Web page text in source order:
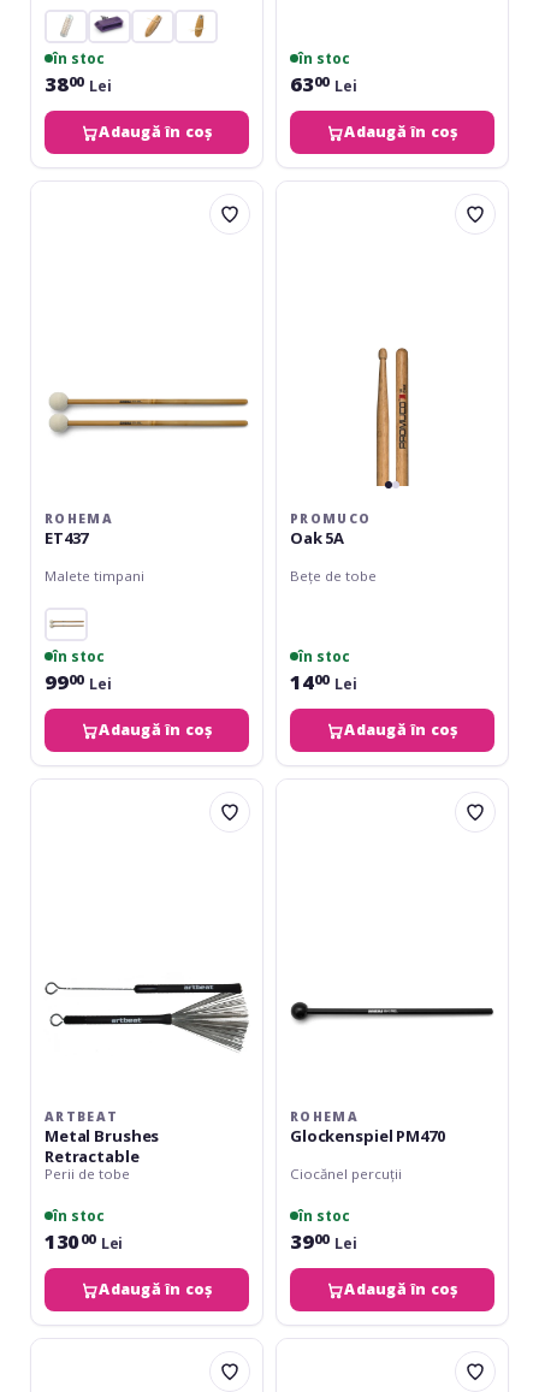
în stoc
3800 Lei
Adaugă în coș
în stoc
6300 Lei
Adaugă în coș
Rohema
ROHEMA
ET437
Malete timpani
în stoc
9900 Lei
Adaugă în coș
Promuco
PROMUCO
Oak 5A
Bețe de tobe
în stoc
1400 Lei
Adaugă în coș
Artbeat
ARTBEAT
Metal Brushes
Retractable
Perii de tobe
în stoc
13000 Lei
Adaugă în coș
Rohema
ROHEMA
Glockenspiel PM470
Ciocănel percuții
în stoc
3900 Lei
Adaugă în coș
Promuco
Meinl